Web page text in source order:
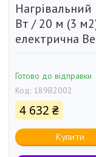
Вт / 20 м (3
електрична
Готово до відправки
Код: 189B2002
4 632 ₴
Купити